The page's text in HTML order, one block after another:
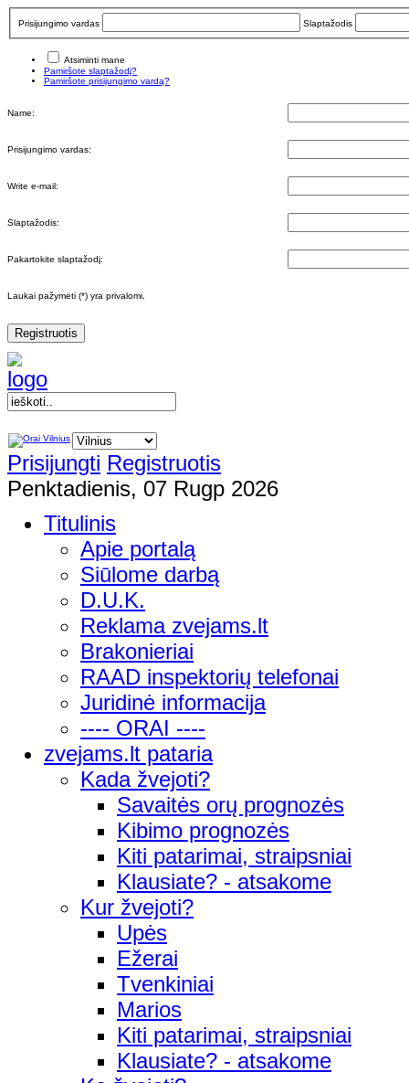
Prisijungimo vardas Slaptažodis
Atsiminti mane
Pamiršote slaptažodį?
Pamiršote prisijungimo vardą?
Name:
Prisijungimo vardas:
Write e-mail:
Slaptažodis:
Pakartokite slaptažodį:
Laukai pažymėti (*) yra privalomi.
Registruotis
Prisijungti Registruotis
Penktadienis, 07 Rugp 2026
Titulinis
Apie portalą
Siūlome darbą
D.U.K.
Reklama zvejams.lt
Brakonieriai
RAAD inspektorių telefonai
Juridinė informacija
---- ORAI ----
zvejams.lt pataria
Kada žvejoti?
Savaitės orų prognozės
Kibimo prognozės
Kiti patarimai, straipsniai
Klausiate? - atsakome
Kur žvejoti?
Upės
Ežerai
Tvenkiniai
Marios
Kiti patarimai, straipsniai
Klausiate? - atsakome